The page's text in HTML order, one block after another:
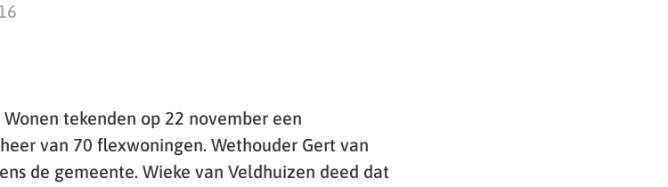
tekenden op 22 november een
van 70 flexwoningen. Wethouder Gert van
de gemeente. Wieke van Veldhuizen deed dat